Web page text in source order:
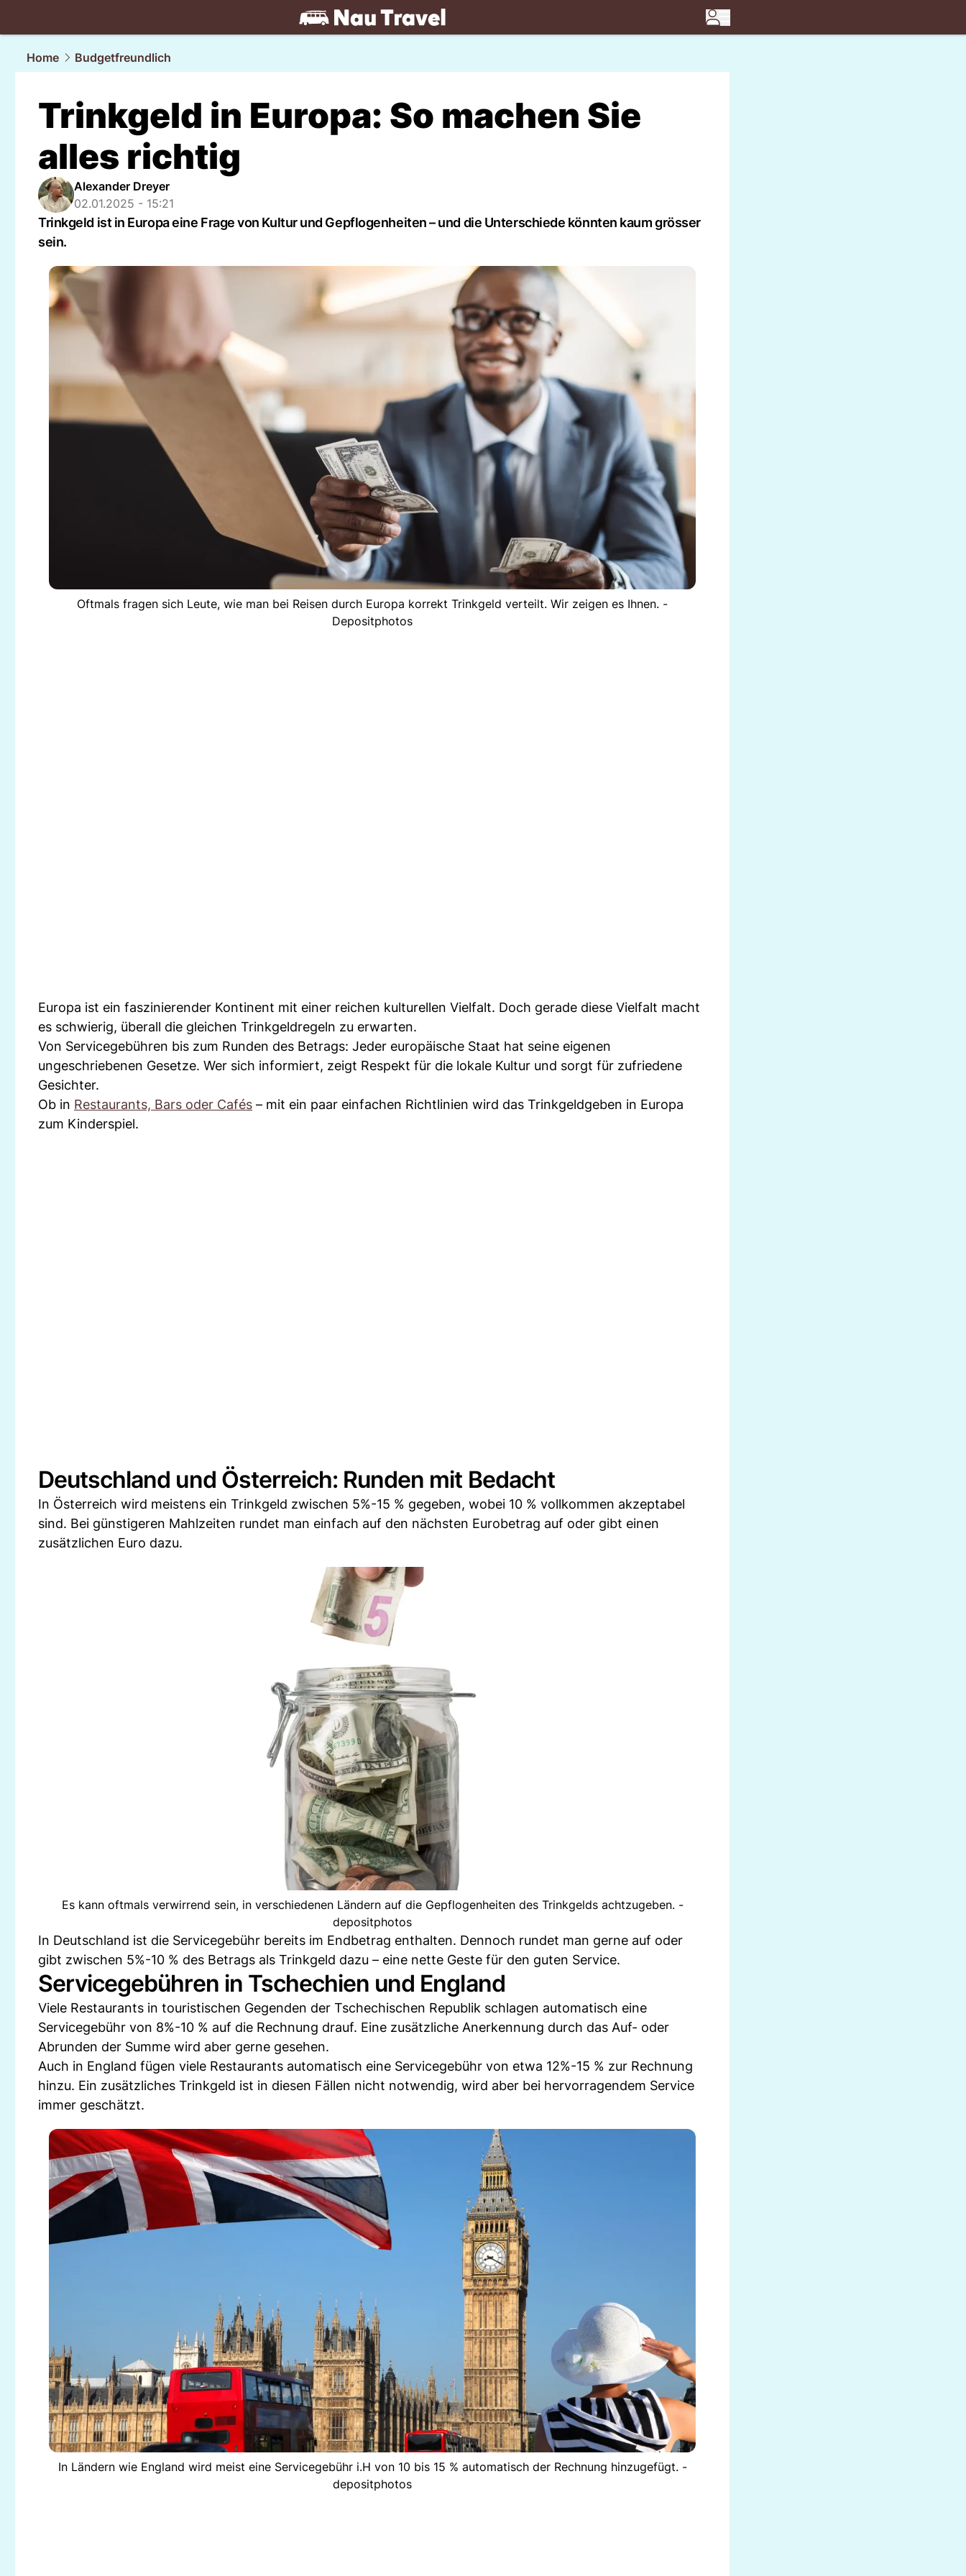
travel.NAU.ch
Home
Budgetfreundlich
Trinkgeld in Europa: So machen Sie
alles richtig
Alexander Dreyer
02.01.2025 - 15:21
Trinkgeld ist in Europa eine Frage von Kultur und Gepflogenheiten – und die Unterschiede könnten kaum grösser
sein.
Oftmals fragen sich Leute, wie man bei Reisen durch Europa korrekt Trinkgeld verteilt. Wir zeigen es Ihnen. -
Depositphotos
Europa ist ein faszinierender Kontinent mit einer reichen kulturellen Vielfalt. Doch gerade diese Vielfalt macht
es schwierig, überall die gleichen Trinkgeldregeln zu erwarten.
Von Servicegebühren bis zum Runden des Betrags: Jeder europäische Staat hat seine eigenen
ungeschriebenen Gesetze. Wer sich informiert, zeigt Respekt für die lokale Kultur und sorgt für zufriedene
Gesichter.
Ob in Restaurants, Bars oder Cafés – mit ein paar einfachen Richtlinien wird das Trinkgeldgeben in Europa
zum Kinderspiel.
Deutschland und Österreich: Runden mit Bedacht
In Österreich wird meistens ein Trinkgeld zwischen 5%-15 % gegeben, wobei 10 % vollkommen akzeptabel
sind. Bei günstigeren Mahlzeiten rundet man einfach auf den nächsten Eurobetrag auf oder gibt einen
zusätzlichen Euro dazu.
Es kann oftmals verwirrend sein, in verschiedenen Ländern auf die Gepflogenheiten des Trinkgelds achtzugeben. -
depositphotos
In Deutschland ist die Servicegebühr bereits im Endbetrag enthalten. Dennoch rundet man gerne auf oder
gibt zwischen 5%-10 % des Betrags als Trinkgeld dazu – eine nette Geste für den guten Service.
Servicegebühren in Tschechien und England
Viele Restaurants in touristischen Gegenden der Tschechischen Republik schlagen automatisch eine
Servicegebühr von 8%-10 % auf die Rechnung drauf. Eine zusätzliche Anerkennung durch das Auf- oder
Abrunden der Summe wird aber gerne gesehen.
Auch in England fügen viele Restaurants automatisch eine Servicegebühr von etwa 12%-15 % zur Rechnung
hinzu. Ein zusätzliches Trinkgeld ist in diesen Fällen nicht notwendig, wird aber bei hervorragendem Service
immer geschätzt.
In Ländern wie England wird meist eine Servicegebühr i.H von 10 bis 15 % automatisch der Rechnung hinzugefügt. -
depositphotos